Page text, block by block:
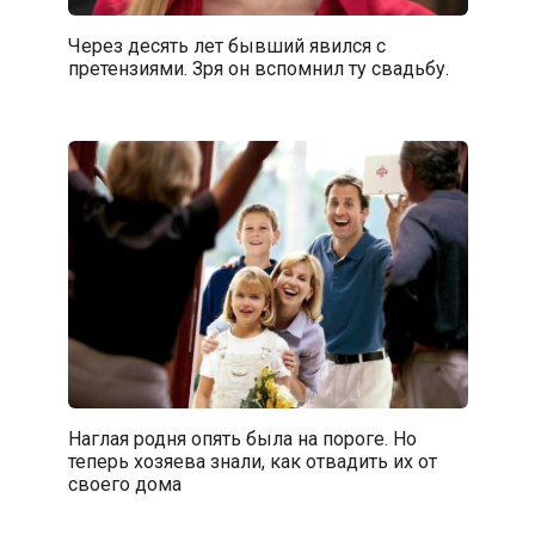
Через десять лет бывший явился с
претензиями. Зря он вспомнил ту свадьбу.
Наглая родня опять была на пороге. Но
теперь хозяева знали, как отвадить их от
своего дома